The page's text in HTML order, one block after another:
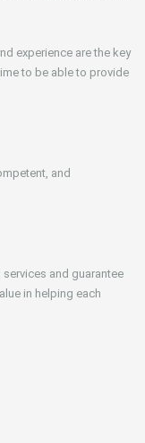
experience are the key
to be able to provide
and
and guarantee
in helping each